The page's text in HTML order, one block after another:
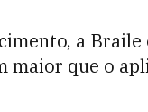
a
maior que o